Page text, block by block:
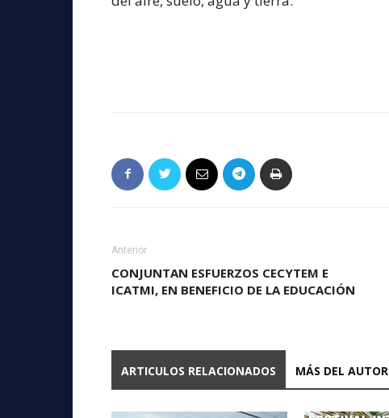
Anterior
CONJUNTAN ESFUERZOS CECYTEM E
ICATMI, EN BENEFICIO DE LA EDUCACIÓN
ARTICULOS RELACIONADOS MÁS DEL AUTOR